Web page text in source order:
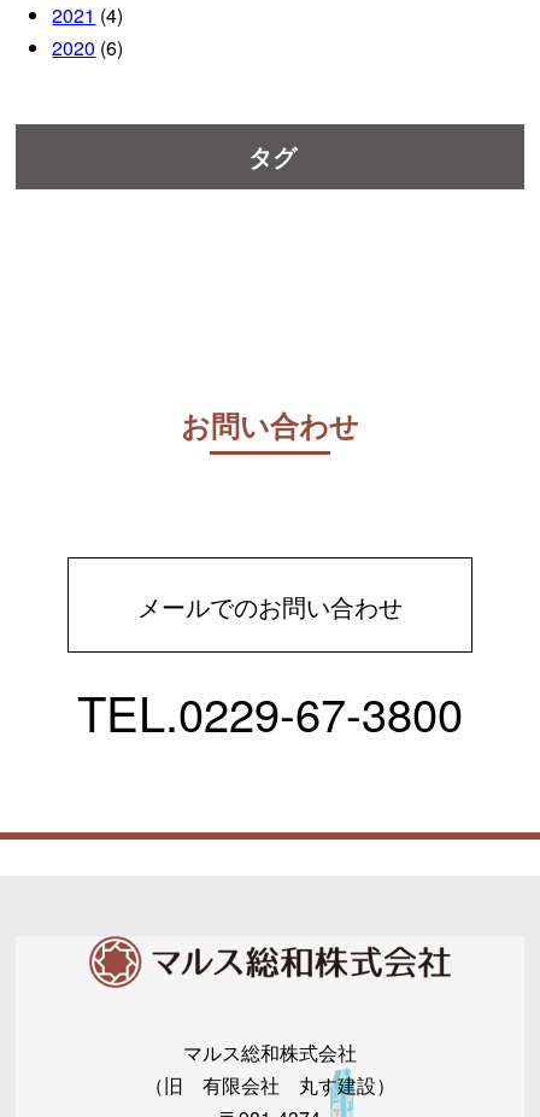
2021 (4)
2020 (6)
タグ
お問い合わせ
メールでのお問い合わせ
TEL.0229-67-3800
マルス総和株式会社
（旧 有限会社 丸す建設）